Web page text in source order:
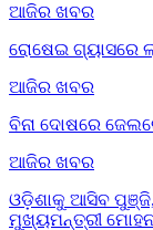
ଆଜିର ଖବର
ରୋଷେଇ ଗ୍ୟାସରେ
ଆଜିର ଖବର
ବିନା ଦୋଷରେ
ଆଜିର ଖବର
ଓଡ଼ିଶାକୁ ଆସିବ
ମୁଖ୍ୟମନ୍ତ୍ରୀ ମୋହନ